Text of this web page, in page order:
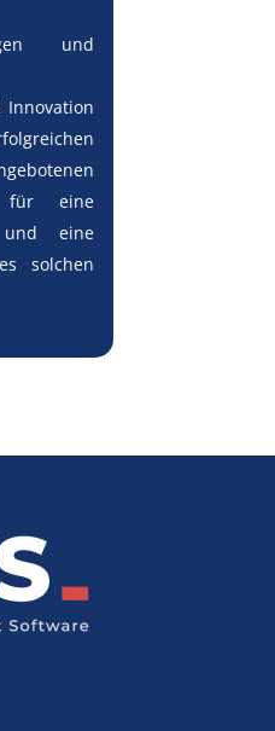
und
Innovation
für eine
und eine
solchen